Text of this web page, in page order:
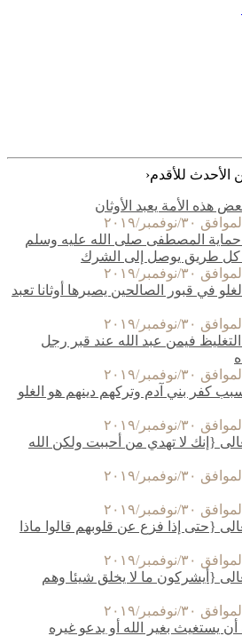
الأحدث للأقدم‹
حماية المصطفى صلى الله عليه وسلم
كل طريق يوصل إلى الشرك
في قبور الصالحين يصيرها أوثانا تعبد
التغليظ فيمن عبد الله عند قبر رجل
سبب كفر بني آدم وتركهم دينهم هو الغلو
{إنك لا تهدي من أحببت ولكن الله
{حتى إذا فزع عن قلوبهم قالوا ماذا
{أيشركون ما لا يخلق شيئا وهم